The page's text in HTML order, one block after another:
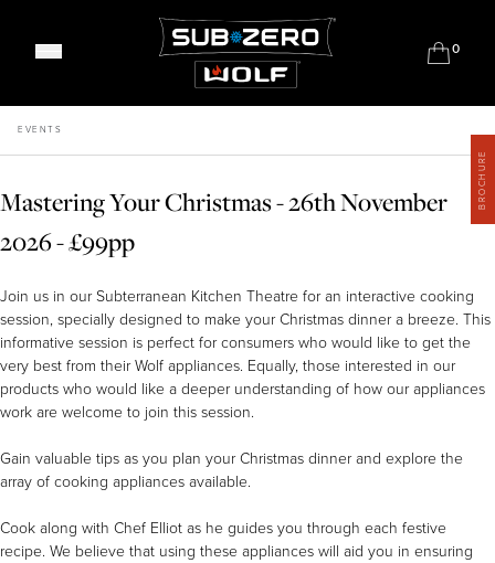
Refrigeración Clásica
Modelos Profesionales
Cocinas Mixtas
Hornos Integrados
Hornos de Convección Con Vapor
Maquinas de café
Cocinas Empotradas
Placas de Inducción
Placas de Gas
Módulos Integrados
Microondas
Refrigeración de Exterior
Cajón Calentador
Meet Our Chefs
Events & Demos
Where to Buy
Why Sub-Zero & Wolf?
Friends of Sub-Zero & Wolf
Inspiration & Planning
News
Shop Accessories
Master Your Wolf Events
Interior Designers & Architects
Hospitality
Property Developers
0
EVENTS
Mastering Your Christmas - 26th November
2026 - £99pp
Join us in our Subterranean Kitchen Theatre for an interactive cooking
session, specially designed to make your Christmas dinner a breeze. This
informative session is perfect for consumers who would like to get the
very best from their Wolf appliances. Equally, those interested in our
products who would like a deeper understanding of how our appliances
work are welcome to join this session.
Gain valuable tips as you plan your Christmas dinner and explore the
array of cooking appliances available.
Cook along with Chef Elliot as he guides you through each festive
recipe. We believe that using these appliances will aid you in ensuring
BROCHURE